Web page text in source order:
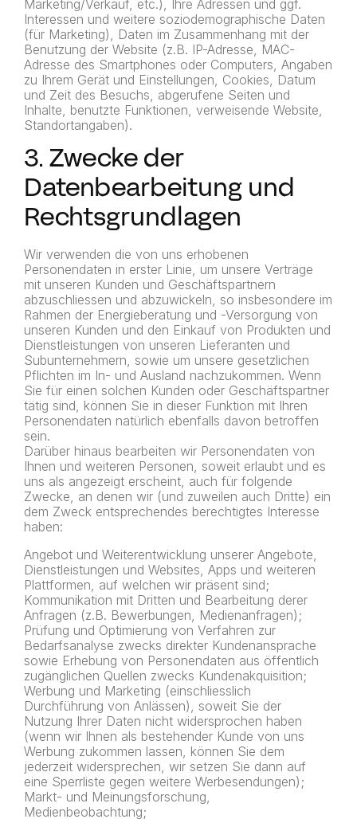
Marketing/Verkauf, etc.), Ihre Adressen und ggf.
Interessen und weitere soziodemographische Daten
(für Marketing), Daten im Zusammenhang mit der
Benutzung der Website (z.B. IP-Adresse, MAC-
Adresse des Smartphones oder Computers, Angaben
zu Ihrem Gerät und Einstellungen, Cookies, Datum
und Zeit des Besuchs, abgerufene Seiten und
Inhalte, benutzte Funktionen, verweisende Website,
Standortangaben).
3. Zwecke der
Datenbearbeitung und
Rechtsgrundlagen
Wir verwenden die von uns erhobenen
Personendaten in erster Linie, um unsere Verträge
mit unseren Kunden und Geschäftspartnern
abzuschliessen und abzuwickeln, so insbesondere im
Rahmen der Energieberatung und -Versorgung von
unseren Kunden und den Einkauf von Produkten und
Dienstleistungen von unseren Lieferanten und
Subunternehmern, sowie um unsere gesetzlichen
Pflichten im In- und Ausland nachzukommen. Wenn
Sie für einen solchen Kunden oder Geschäftspartner
tätig sind, können Sie in dieser Funktion mit Ihren
Personendaten natürlich ebenfalls davon betroffen
sein.
Darüber hinaus bearbeiten wir Personendaten von
Ihnen und weiteren Personen, soweit erlaubt und es
uns als angezeigt erscheint, auch für folgende
Zwecke, an denen wir (und zuweilen auch Dritte) ein
dem Zweck entsprechendes berechtigtes Interesse
haben:
Angebot und Weiterentwicklung unserer Angebote,
Dienstleistungen und Websites, Apps und weiteren
Plattformen, auf welchen wir präsent sind;
Kommunikation mit Dritten und Bearbeitung derer
Anfragen (z.B. Bewerbungen, Medienanfragen);
Prüfung und Optimierung von Verfahren zur
Bedarfsanalyse zwecks direkter Kundenansprache
sowie Erhebung von Personendaten aus öffentlich
zugänglichen Quellen zwecks Kundenakquisition;
Werbung und Marketing (einschliesslich
Durchführung von Anlässen), soweit Sie der
Nutzung Ihrer Daten nicht widersprochen haben
(wenn wir Ihnen als bestehender Kunde von uns
Werbung zukommen lassen, können Sie dem
jederzeit widersprechen, wir setzen Sie dann auf
eine Sperrliste gegen weitere Werbesendungen);
Markt- und Meinungsforschung,
Medienbeobachtung;